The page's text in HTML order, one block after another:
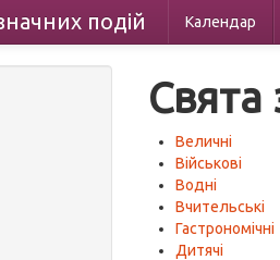
подій Календар
Свята
Величні
Військові
Водні
Вчительські
Гастрономічні
Дитячі